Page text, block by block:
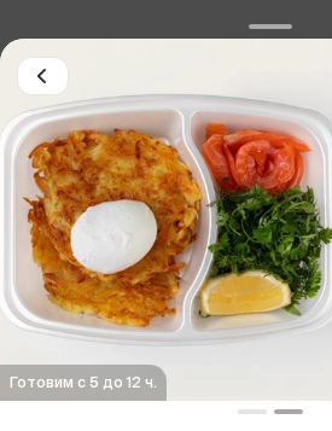
Готовим c 5 до 12 ч.